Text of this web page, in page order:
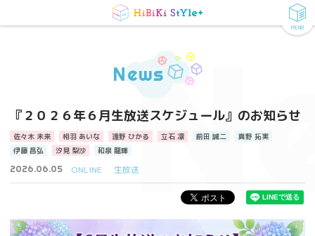
MENU
News
『２０２６年６月生放送スケジュール』のお知らせ
佐々木 未来 相羽 あいな 遠野 ひかる 立石 凛 前田 誠二
真野 拓実
伊藤 昌弘
汐見 梨沙 和泉 龍輝
2026.06.05 ONLINE 生放送